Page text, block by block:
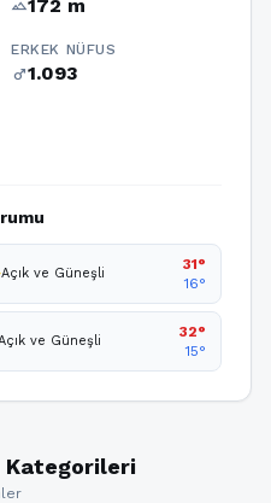
terrain172 m
ERKEK NÜFUS
male1.093
Açık ve Güneşli
31°
16°
ve Güneşli
32°
15°
Kategorileri